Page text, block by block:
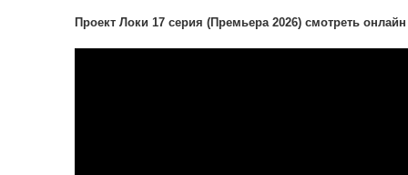
Проект Локи 17 серия (Премьера 2026) смотреть онлайн